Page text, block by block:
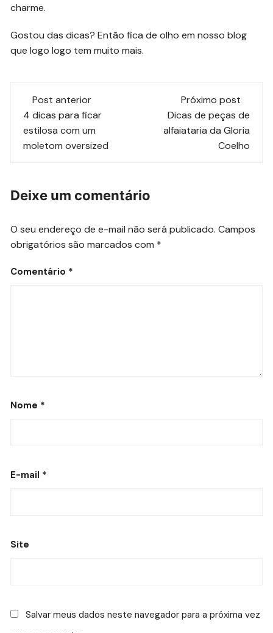
charme.
Gostou das dicas? Então fica de olho em nosso blog
que logo logo tem muito mais.
Navegação
de
post
Post anterior
4 dicas para ficar
estilosa com um
moletom oversized
Próximo post
Dicas de peças de
alfaiataria da Gloria
Coelho
Deixe um comentário
O seu endereço de e-mail não será publicado. Campos
obrigatórios são marcados com *
Comentário *
Nome *
E-mail *
Site
Salvar meus dados neste navegador para a próxima vez